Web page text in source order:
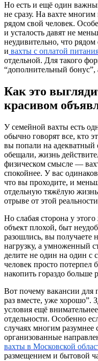
Но есть и ещё один
не сразу. На вахте многим
рядом свой человек.
и усталость давят не
неудивительно, что
и вахты с оплатой
отдельной. Для такого
“дополнительный
Как это
красивом
У семейной вахты есть
обычно говорят все, кто
вы попали на адекватный
обещали, жизнь
физическом смысле —
спокойнее. У вас
что вы проходите, и
отдельную тяжёлую
отрыве от этой
Но слабая сторона у
объект плохой, быт
разошлись, вы
нагрузку, а умноженный
делите не один на один с
человек просто
накопить гораздо больше
Вот почему вакансии для
раз вместе, уже хорошо”.
условия ещё
отдельности. Особенно
случаях многим разумнее
организованные
вахты в Московской
размещением и бытовой